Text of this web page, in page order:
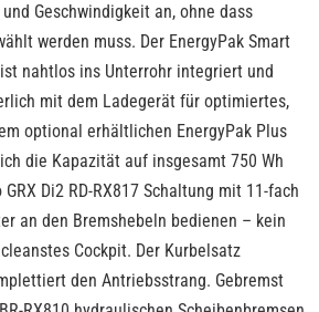
Geschwindigkeit an, ohne dass
werden muss. Der EnergyPak Smart
nahtlos ins Unterrohr integriert und
mit dem Ladegerät für optimiertes,
optional erhältlichen EnergyPak Plus
die Kapazität auf insgesamt 750 Wh
Di2 RD-RX817 Schaltung mit 11-fach
an den Bremshebeln bedienen – kein
Cockpit. Der Kurbelsatz
den Antriebsstrang. Gebremst